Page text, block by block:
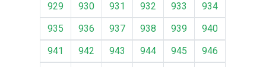
929
930 931 932 933
934
935
936 937 938 939
940
941
942 943 944 945
946